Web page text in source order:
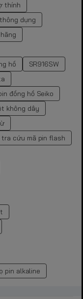
thính
dụng
hồ
SR916SW
đồng hồ Seiko
không dây
tra cứu mã pin flash
pin alkaline